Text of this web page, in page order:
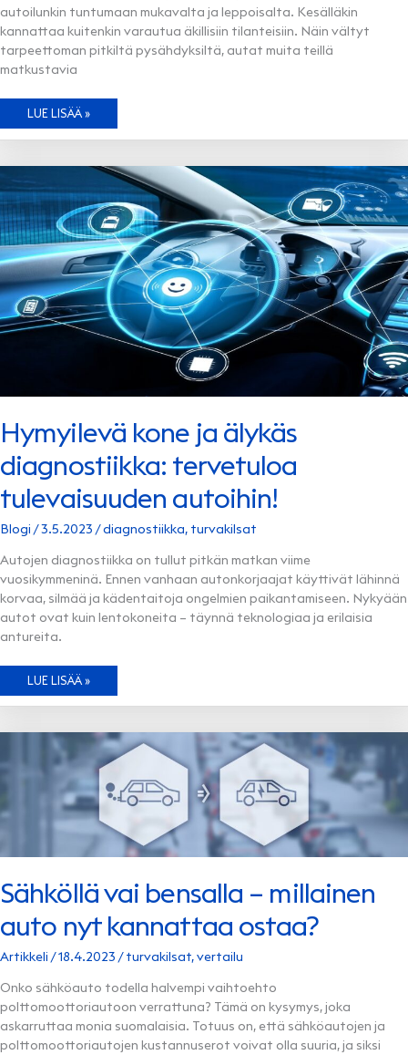
autoilunkin tuntumaan mukavalta ja leppoisalta. Kesälläkin
kannattaa kuitenkin varautua äkillisiin tilanteisiin. Näin vältyt
tarpeettoman pitkiltä pysähdyksiltä, autat muita teillä
matkustavia
KESÄ
AUTOILU
VARAUDUT
ONGELMATILANTEISIIN
LUE LISÄÄ »
Hymyilevä kone ja älykäs
diagnostiikka: tervetuloa
tulevaisuuden autoihin!
Blogi /3.5.2023 /diagnostiikka, turvakilsat
Autojen diagnostiikka on tullut pitkän matkan viime
vuosikymmeninä. Ennen vanhaan autonkorjaajat käyttivät lähinnä
korvaa, silmää ja kädentaitoja ongelmien paikantamiseen. Nykyään
autot ovat kuin lentokoneita – täynnä teknologiaa ja erilaisia
antureita.
HYMYILEVÄ
JA
TERVETULOA
TULEVAISUUDEN
AUTOIHIN!
LUE LISÄÄ »
Sähköllä vai bensalla – millainen
auto nyt kannattaa ostaa?
Artikkeli /18.4.2023 /turvakilsat,vertailu
Onko sähköauto todella halvempi vaihtoehto
polttomoottoriautoon verrattuna? Tämä on kysymys, joka
askarruttaa monia suomalaisia. Totuus on, että sähköautojen ja
polttomoottoriautojen kustannuserot voivat olla suuria, ja siksi